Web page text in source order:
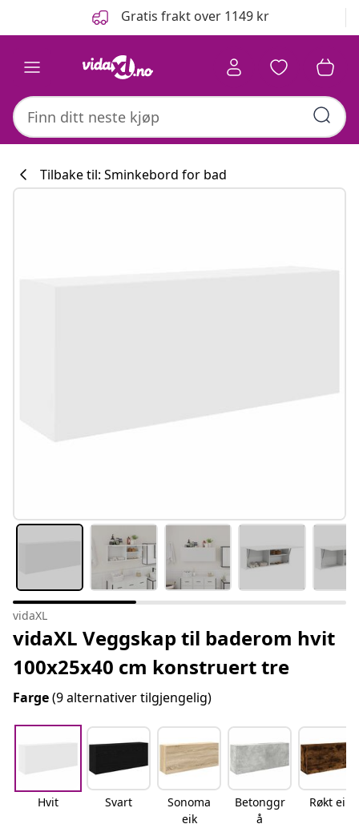
Gratis frakt over 1149 kr
Tilbake til: Sminkebord for bad
vidaXL
vidaXL Veggskap til baderom hvit
100x25x40 cm konstruert tre
Farge(9 alternativer tilgjengelig)
Hvit Svart
Sonoma
eik
Betonggr
å
Røkt eik